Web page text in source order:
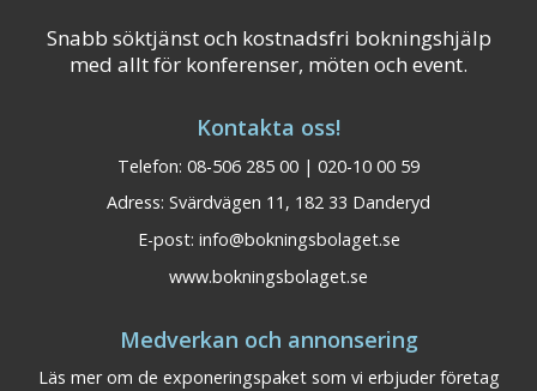
Sankt Olof Hotell &
Snabb söktjänst och kostnadsfri bokningshjälp
med allt för konferenser, möten och event.
Kontakta oss!
Telefon: 08-506 285 00 | 020-10 00 59
Adress: Svärdvägen 11, 182 33 Danderyd
E-post: info@bokningsbolaget.se
www.bokningsbolaget.se
Medverkan och annonsering
Läs mer om de exponeringspaket som vi erbjuder företag